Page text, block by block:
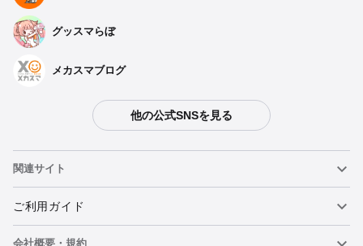
グッスマらぼ
メカスマブログ
他の公式SNSを見る
関連サイト
ねんどろいど
ご利用ガイド
会社概要・規約